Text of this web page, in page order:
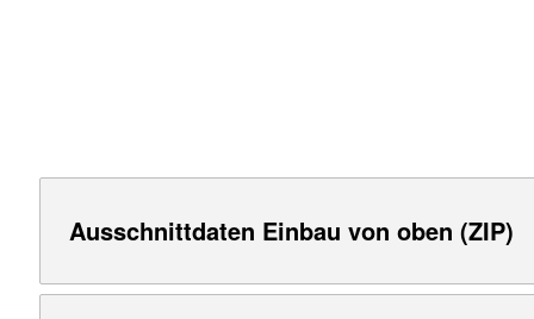
Ausschnittdaten Einbau von oben (ZIP)